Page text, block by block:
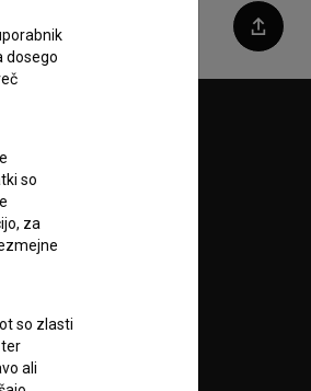
Deli
dosego
so
za
so zlasti
ali